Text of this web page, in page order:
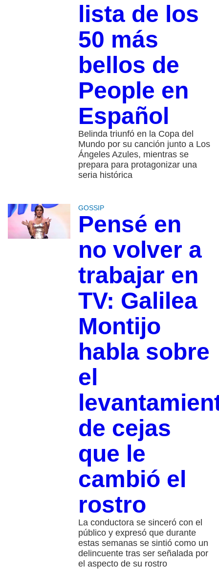
lista de los
50 más
bellos de
People en
Español
Belinda triunfó en la Copa del
Mundo por su canción junto a Los
Ángeles Azules, mientras se
prepara para protagonizar una
seria histórica
GOSSIP
Pensé en
no volver a
trabajar en
TV: Galilea
Montijo
habla sobre
el
de cejas
que le
cambió el
rostro
La conductora se sinceró con el
público y expresó que durante
estas semanas se sintió como un
delincuente tras ser señalada por
el aspecto de su rostro